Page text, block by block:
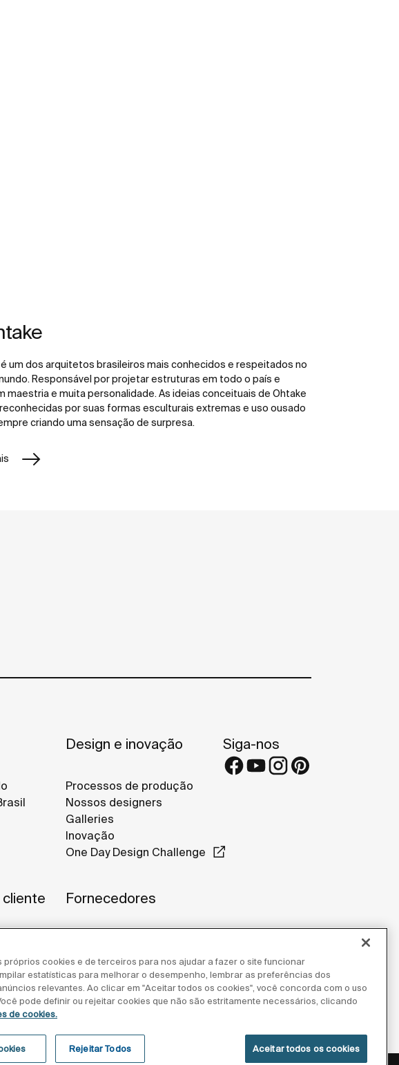
é um dos arquitetos brasileiros mais conhecidos e respeitados no
Responsável por projetar estruturas em todo o país e
maestria e muita personalidade. As ideias conceituais de Ohtake
por suas formas esculturais extremas e uso ousado
criando uma sensação de surpresa.
Design e inovação
Processos de produção
Nossos designers
Galleries
Inovação
One Day Design Challenge
Fornecedores
Siga-nos
próprios cookies e de terceiros para nos ajudar a fazer o site funcionar
estatísticas para melhorar o desempenho, lembrar as preferências dos
relevantes. Ao clicar em "Aceitar todos os cookies", você concorda com o uso
pode definir ou rejeitar cookies que não são estritamente necessários, clicando
de cookies.
Rejeitar Todos Aceitar todos os cookies